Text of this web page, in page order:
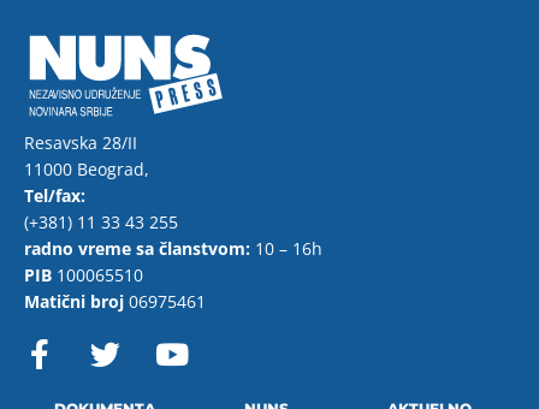
Resavska 28/II
11000 Beograd,
Tel/fax:
(+381) 11 33 43 255
radno vreme sa članstvom: 10 – 16h
PIB 100065510
Matični broj 06975461
F
a w o